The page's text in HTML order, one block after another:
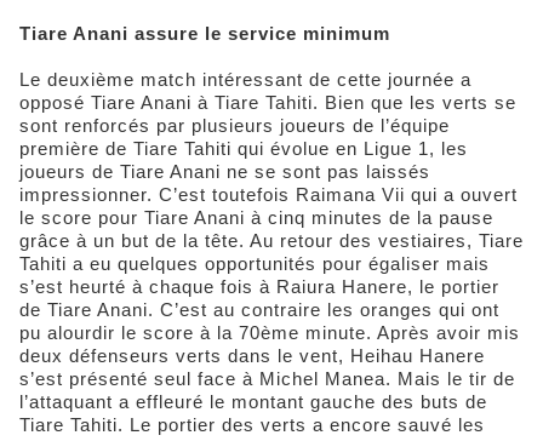
Tiare Anani assure le service minimum
Le deuxième match intéressant de cette journée a
opposé Tiare Anani à Tiare Tahiti. Bien que les verts se
sont renforcés par plusieurs joueurs de l’équipe
première de Tiare Tahiti qui évolue en Ligue 1, les
joueurs de Tiare Anani ne se sont pas laissés
impressionner. C’est toutefois Raimana Vii qui a ouvert
le score pour Tiare Anani à cinq minutes de la pause
grâce à un but de la tête. Au retour des vestiaires, Tiare
Tahiti a eu quelques opportunités pour égaliser mais
s’est heurté à chaque fois à Raiura Hanere, le portier
de Tiare Anani. C’est au contraire les oranges qui ont
pu alourdir le score à la 70ème minute. Après avoir mis
deux défenseurs verts dans le vent, Heihau Hanere
s’est présenté seul face à Michel Manea. Mais le tir de
l’attaquant a effleuré le montant gauche des buts de
Tiare Tahiti. Le portier des verts a encore sauvé les